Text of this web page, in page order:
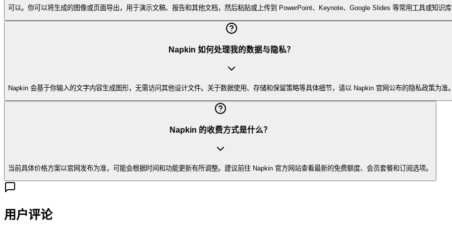
可以。你可以将生成的图像或页面导出，用于演示文稿、报告和其他文档，然后粘贴或上传到 PowerPoint、Keynote、Google Slides 等常用工具或知识库
Napkin 如何处理我的数据与隐私？
Napkin 会基于你输入的文字内容生成图形，无需访问其他设计文件。关于数据使用、存储和保留策略等具体细节，请以 Napkin 官网公布的隐私政策为准。
Napkin 的收费方式是什么？
当前具体价格方案以官网发布为准，可能会根据时间和功能更新有所调整。建议前往 Napkin 官方网站查看最新的免费额度、会员套餐和订阅选项。
用户评论